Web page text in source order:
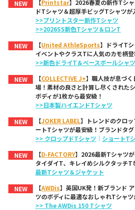
NEW 【Printstar】2026春夏の新作Tシ
ドTシャツ＆超厚手ビッグTシャツが
>>プリントスター新作Tシャツ
>>2026SS新色Tシャツ＆ロンT
NEW
【United AthleSports】ドライT
イベントやクラスTに人気のカモ柄登
>>新色ドライT＆ベースボールシャツ
NEW
【COLLECTIVE J+】職人技が息づ
場！素材の良さと計算し尽くされた
ボディが1枚から最安級！
>>日本製ハイエンドTシャツ
NEW
【JOKER LABEL】トレンドのクロ
ートTシャツが最安級！ブランドタ
>> クロップドTシャツ ｜ ショートT
NEW
【D-FACTORY】2026最新Tシャツ
タイダイT、キレイめシルクタッチT
最新Tシャツ＆ジャケット
NEW
【AWDis】英国UK発！新ブランド
ツのボディに最適なおしゃれTシャツ
>> The AWDis 150 Tシャツ